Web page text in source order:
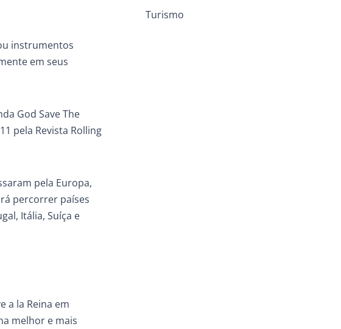
instrumentos
em seus
God Save The
pela Revista Rolling
pela Europa,
percorrer países
Itália, Suíça e
a la Reina em
melhor e mais
Turismo